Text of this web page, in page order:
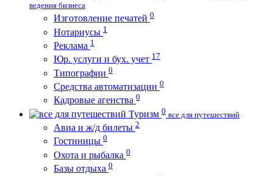
ведения бизнеса
Изготовление печатей 0
Нотариусы 1
Реклама 1
Юр. услуги и бух. учет 17
Типографии 0
Средства автоматизации 0
Кадровые агенства 0
Туризм 0 все для путешествий
Авиа и ж/д билеты 2
Гостиницы 0
Охота и рыбалка 0
Базы отдыха 0